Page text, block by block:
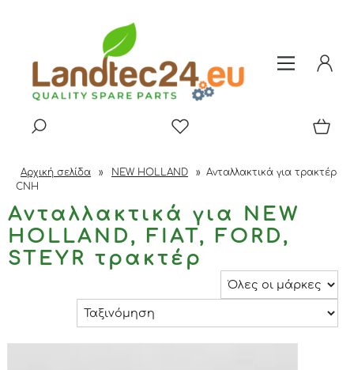
Αρχική σελίδα » NEW HOLLAND » Ανταλλακτικά για τρακτέρ
CNH
Ανταλλακτικά για NEW
HOLLAND, FIAT, FORD,
STEYR τρακτέρ